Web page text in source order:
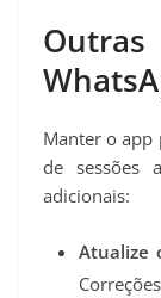
Manter o app
de sessões
adicionais:
Atualize